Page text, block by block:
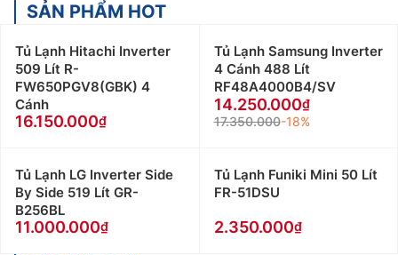
SẢN PHẨM HOT
Tủ Lạnh Hitachi Inverter
509 Lít R-
FW650PGV8(GBK) 4
Cánh
16.150.000
Tủ Lạnh Samsung Inverter
4 Cánh 488 Lít
RF48A4000B4/SV
14.250.000
17.350.000-18%
Tủ Lạnh LG Inverter Side
By Side 519 Lít GR-
B256BL
11.000.000
Tủ Lạnh Funiki Mini 50 Lít
FR-51DSU
2.350.000